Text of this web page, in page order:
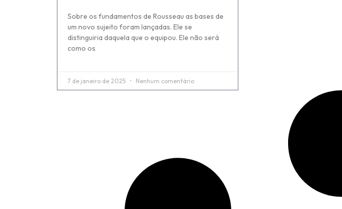
Sobre os fundamentos de Rousseau as bases de
um novo sujeito foram lançadas. Ele se
distinguiria daquela que o equipou. Ele não será
como os
7 de janeiro de 2025 Nenhum comentário